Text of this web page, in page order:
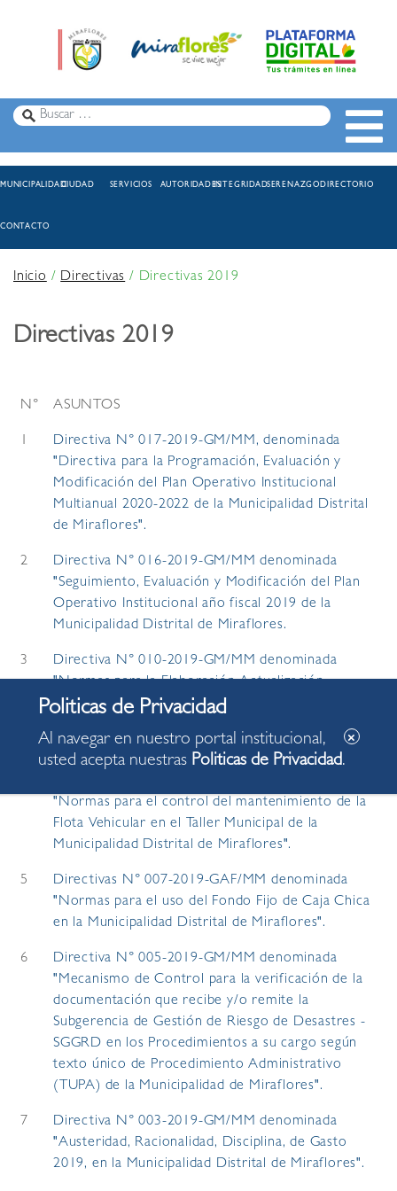
MUNICIPALIDADCIUDAD SERVICIOS AUTORIDADESINTEGRIDADSERENAZGODIRECTORIO
CONTACTO
Inicio/Directivas/ Directivas 2019
Directivas 2019
N° ASUNTOS
1
Directiva N° 017-2019-GM/MM, denominada
"Directiva para la Programación, Evaluación y
Modificación del Plan Operativo Institucional
Multianual 2020-2022 de la Municipalidad Distrital
de Miraflores".
2
Directiva N° 016-2019-GM/MM denominada
"Seguimiento, Evaluación y Modificación del Plan
Operativo Institucional año fiscal 2019 de la
Municipalidad Distrital de Miraflores.
3
Directiva N° 010-2019-GM/MM denominada
"Normas para la Elaboración Actualización,
Modificación y aprobación de los Documentos de
Miraflores".
"Normas para el control del mantenimiento de la
Flota Vehicular en el Taller Municipal de la
Municipalidad Distrital de Miraflores".
5
Directivas N° 007-2019-GAF/MM denominada
"Normas para el uso del Fondo Fijo de Caja Chica
en la Municipalidad Distrital de Miraflores".
6
Directiva N° 005-2019-GM/MM denominada
"Mecanismo de Control para la verificación de la
documentación que recibe y/o remite la
Subgerencia de Gestión de Riesgo de Desastres -
SGGRD en los Procedimientos a su cargo según
texto único de Procedimiento Administrativo
(TUPA) de la Municipalidad de Miraflores".
7
Directiva N° 003-2019-GM/MM denominada
"Austeridad, Racionalidad, Disciplina, de Gasto
2019, en la Municipalidad Distrital de Miraflores".
Al navegar en nuestro portal institucional,
usted acepta nuestras Politicas de Privacidad.